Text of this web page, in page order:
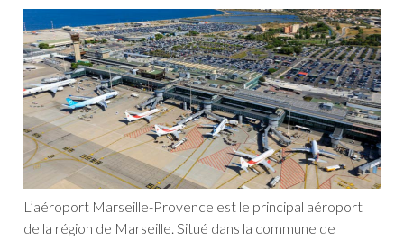
L’aéroport Marseille-Provence est le principal aéroport
de la région de Marseille. Situé dans la commune de